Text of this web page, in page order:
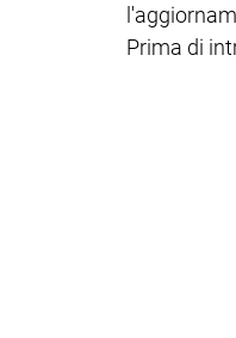
Prima di